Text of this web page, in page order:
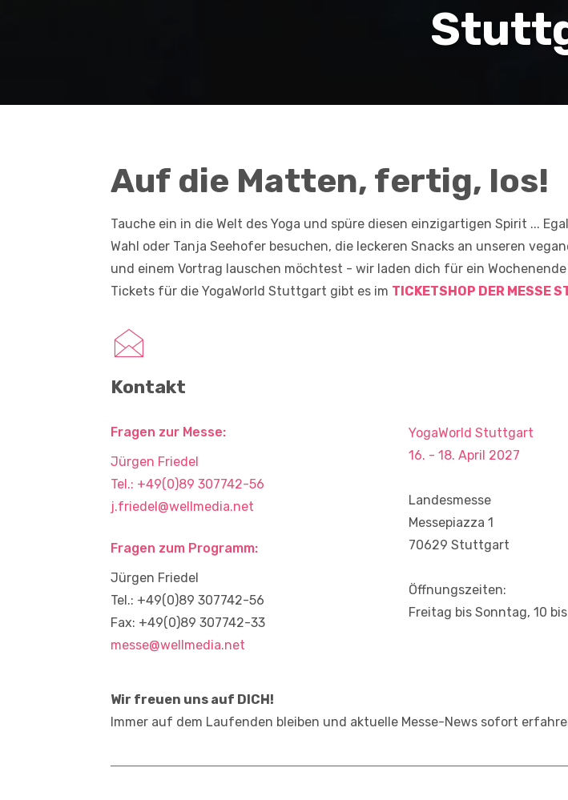
Auf die Matten, fertig, los!
Tauche ein in die Welt des Yoga und spüre diesen einzigartigen Spirit ...
Wahl oder Tanja Seehofer besuchen, die leckeren Snacks an unseren
und einem Vortrag lauschen möchtest - wir laden dich für ein
Tickets für die YogaWorld Stuttgart gibt es im TICKETSHOP DER MESSE
Kontakt
Fragen zur Messe:
Jürgen Friedel
Tel.: +49(0)89 307742-56
j.friedel@wellmedia.net
Fragen zum Programm:
Jürgen Friedel
Tel.: +49(0)89 307742-56
Fax: +49(0)89 307742-33
messe@wellmedia.net
YogaWorld Stuttgart
16. - 18. April 2027
Landesmesse
Messepiazza 1
70629 Stuttgart
Öffnungszeiten:
Freitag bis Sonntag, 10
Wir freuen uns auf DICH!
Immer auf dem Laufenden bleiben und aktuelle Messe-News sofort